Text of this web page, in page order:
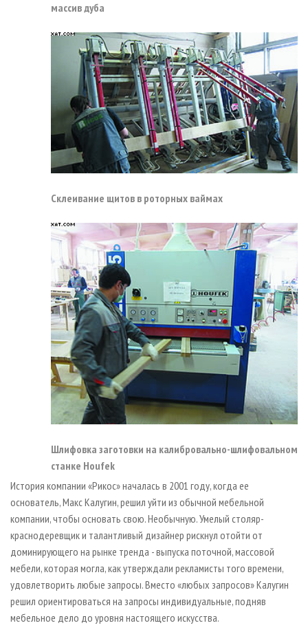
массив дуба
Cклеивание щитов в роторных ваймах
Шлифовка заготовки на калибровально-шлифовальном
станке Houfek
История компании «Рикос» началась в 2001 году, когда ее
основатель, Макс Калугин, решил уйти из обычной мебельной
компании, чтобы основать свою. Необычную. Умелый столяр­
краснодеревщик и талантливый дизайнер рискнул отойти от
доминирующего на рынке тренда - выпуска поточной, массовой
мебели, которая могла, как утверждали рекламисты того времени,
удовлетворить любые запросы. Вместо «любых запросов» Калугин
решил ориентироваться на запросы индивидуальные, подняв
мебельное дело до уровня настоящего искусства.